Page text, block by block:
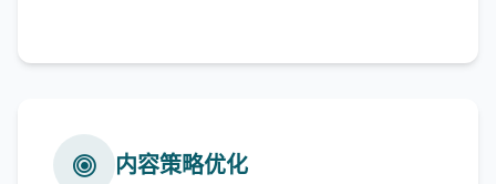
内容策略优化